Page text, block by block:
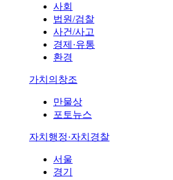
사회
법원/검찰
사건/사고
경제·유통
환경
가치의창조
만물상
포토뉴스
자치행정·자치경찰
서울
경기